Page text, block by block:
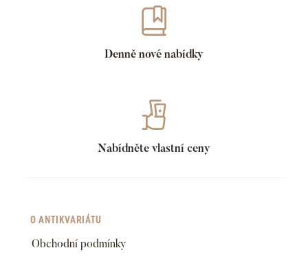
Denně nové nabídky
Nabídněte vlastní ceny
O ANTIKVARIÁTU
Obchodní podmínky